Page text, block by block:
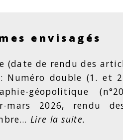
envisagés
(date de rendu des
Numéro double (1. et
géopolitique
mars 2026, rendu
Lire la suite.